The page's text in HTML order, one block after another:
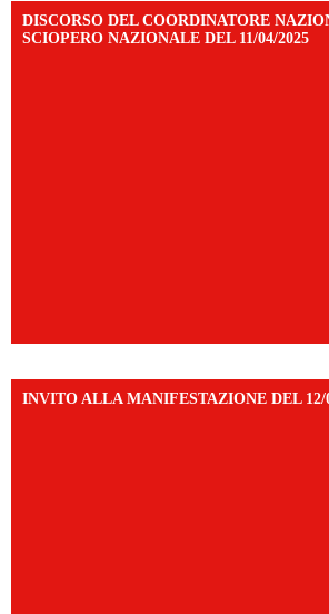
DISCORSO DEL COORDINATORE
SCIOPERO NAZIONALE DEL 11/04/2025
INVITO ALLA MANIFESTAZIONE DEL 12/